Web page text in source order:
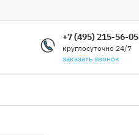
+7 (495) 215-56-05
круглосуточно 24/7
заказать звонок